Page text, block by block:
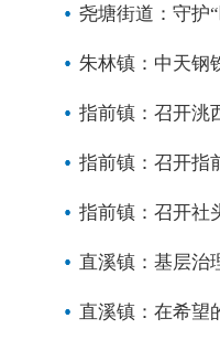
尧塘街道：守护
朱林镇：中天钢
指前镇：召开洮
指前镇：召开指
指前镇：召开社
直溪镇：基层治
直溪镇：在希望